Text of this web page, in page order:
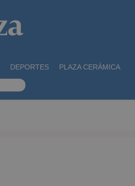
DEPORTES PLAZA CERÁMICA